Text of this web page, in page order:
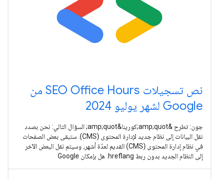
نص تسجيلات SEO Office Hours من
Google لشهر يوليو 2024
جون: تطرح &amp;quot;كورينا&amp;quot; السؤال التالي: نحن بصدد
نقل البيانات إلى نظام جديد لإدارة المحتوى (CMS). ستبقى بعض الصفحات
في نظام إدارة المحتوى (CMS) القديم لعدّة أشهر، وسيتم نقل البعض الآخر
إلى النظام الجديد بدون ربط hreflang. هل بإمكان Google